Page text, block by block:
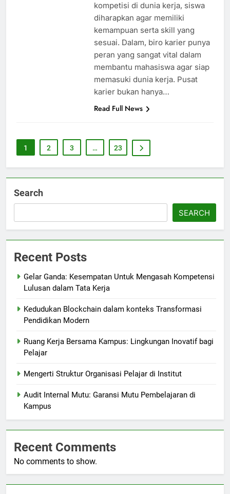
kompetisi di dunia kerja, siswa
diharapkan agar memiliki
kemampuan serta skill yang
sesuai. Dalam, biro karier punya
peran yang sangat vital dalam
membantu mahasiswa agar siap
memasuki dunia kerja. Pusat
karier bukan hanya…
Read Full News
1 2 3 … 23
Search
SEARCH
Recent Posts
Gelar Ganda: Kesempatan Untuk Mengasah Kompetensi
Lulusan dalam Tata Kerja
Kedudukan Blockchain dalam konteks Transformasi
Pendidikan Modern
Ruang Kerja Bersama Kampus: Lingkungan Inovatif bagi
Pelajar
Mengerti Struktur Organisasi Pelajar di Institut
Audit Internal Mutu: Garansi Mutu Pembelajaran di
Kampus
Recent Comments
No comments to show.